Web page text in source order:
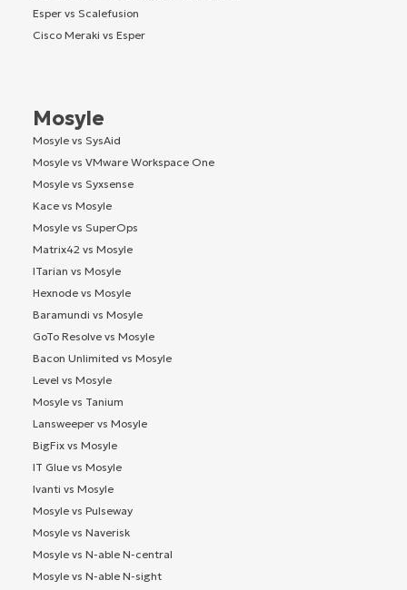
Esper vs Scalefusion
Cisco Meraki vs Esper
Mosyle
Mosyle vs SysAid
Mosyle vs VMware Workspace One
Mosyle vs Syxsense
Kace vs Mosyle
Mosyle vs SuperOps
Matrix42 vs Mosyle
ITarian vs Mosyle
Hexnode vs Mosyle
Baramundi vs Mosyle
GoTo Resolve vs Mosyle
Bacon Unlimited vs Mosyle
Level vs Mosyle
Mosyle vs Tanium
Lansweeper vs Mosyle
BigFix vs Mosyle
IT Glue vs Mosyle
Ivanti vs Mosyle
Mosyle vs Pulseway
Mosyle vs Naverisk
Mosyle vs N-able N-central
Mosyle vs N-able N-sight